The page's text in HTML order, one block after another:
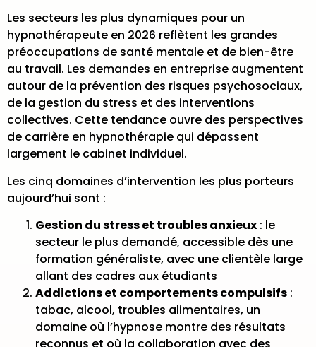
Les secteurs les plus dynamiques pour un
hypnothérapeute en 2026 reflètent les grandes
préoccupations de santé mentale et de bien-être
au travail. Les demandes en entreprise augmentent
autour de la prévention des risques psychosociaux,
de la gestion du stress et des interventions
collectives. Cette tendance ouvre des perspectives
de carrière en hypnothérapie qui dépassent
largement le cabinet individuel.
Les cinq domaines d’intervention les plus porteurs
aujourd’hui sont :
Gestion du stress et troubles anxieux : le
secteur le plus demandé, accessible dès une
formation généraliste, avec une clientèle large
allant des cadres aux étudiants
Addictions et comportements compulsifs :
tabac, alcool, troubles alimentaires, un
domaine où l’hypnose montre des résultats